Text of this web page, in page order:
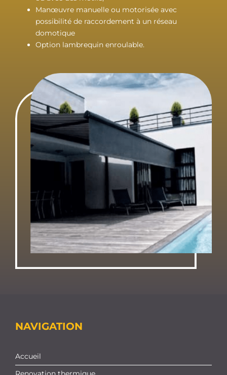
Manœuvre manuelle ou motorisée avec
possibilité de raccordement à un réseau
domotique
Option lambrequin enroulable.
NAVIGATION
Accueil